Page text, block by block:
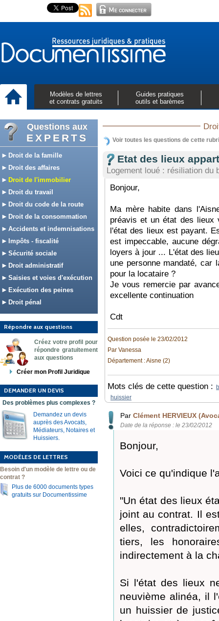
Modèles de lettres
et contrats gratuits
Guides pratiques
outils et barèmes
Questions aux
EXPERTS
Droit de la famille
Droit des affaires
Droit de l'immobilier
Droit du travail
Droit du code de la route
Droit de la consommation
Accidents et indemnisations
Impôts - fiscalité
Sécurité sociale
Droit administratif
Saisies et voies d'exécution
Exécution des peines
Droit pénal
Répondre aux questions
Créez votre profil pour
répondre gratuitement
aux questions
Créer mon Profil Juridique
DEMANDER UN DEVIS
Des problèmes plus complexes ?
Demandez un devis
auprès des Avocats,
Médiateurs, Notaires et
Huissiers.
MODÈLES DE LETTRES
Besoin d'un modèle de lettre ou de
contrat ?
Plus de 6000 documents types
gratuits sur Documentissime
Voir toutes les questions de cette
Etat des lieux
Logement loué : résiliation du
Bonjour,
Ma mère habite dans
préavis et un état des lieux
l'état des lieux est payant.
est impeccable, aucune
loyers à jour ... L'état des
une personne mandaté,
pour la locataire ?
Je vous remercie par
excellente continuation
Cdt
Question posée le 23/02/2012
Par Vanessa
Département : Aisne (2)
Mots clés de cette question :
huissier
Par Clément HERVIEUX
Date de la réponse : le 23/02/2012
Bonjour,
Voici ce qu'indique
"Un état des lieux
joint au contrat. Il
elles,
tiers, les
indirectement à la
Si l'état des lieux
neuvième alinéa, il
un huissier de